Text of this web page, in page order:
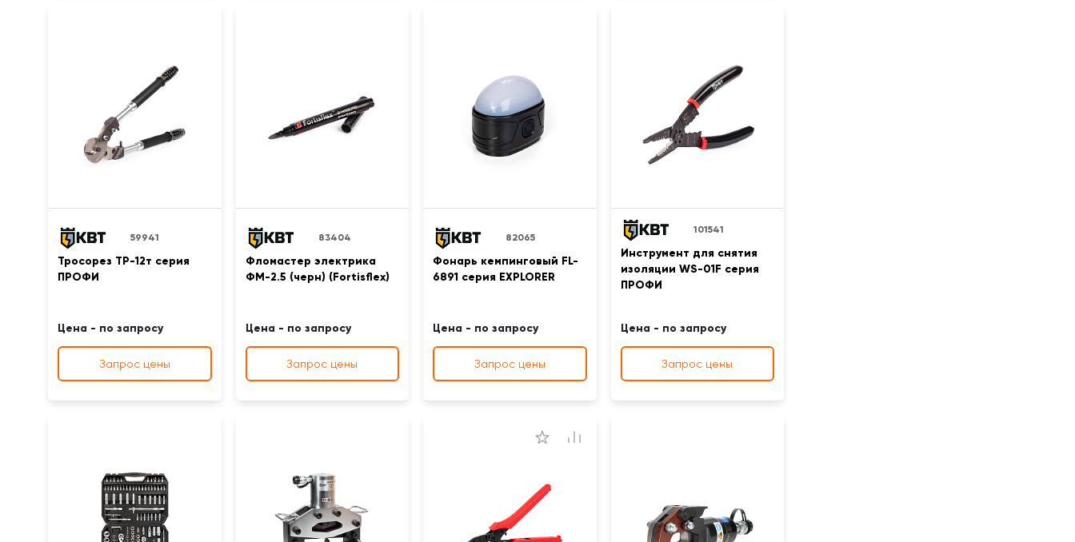
59941
Тросорез ТР-12т серия
ПРОФИ
Цена - по запросу
Запрос цены
83404
Фломастер электрика
ФМ-2.5 (черн) (Fortisflex)
Цена - по запросу
Запрос цены
82065
Фонарь кемпинговый FL-
6891 серия EXPLORER
Цена - по запросу
Запрос цены
101541
Инструмент для снятия
изоляции WS-01F серия
ПРОФИ
Цена - по запросу
Запрос цены